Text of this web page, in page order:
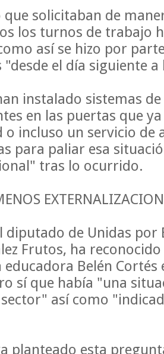
que solicitaban de
los turnos de trabajo
así se hizo por
"desde el día siguiente
instalado sistemas
en las puertas que
o incluso un servicio de
para paliar esa
tras lo ocurrido.
diputado de Unidas por
Frutos, ha
educadora Belén
sí que había "una
así como
planteado esta